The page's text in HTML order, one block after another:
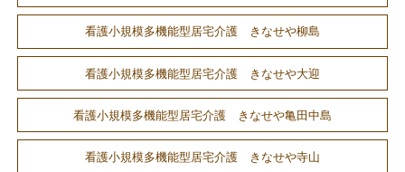
看護小規模多機能型居宅介護 きなせや柳島
看護小規模多機能型居宅介護 きなせや大迎
看護小規模多機能型居宅介護 きなせや亀田中島
看護小規模多機能型居宅介護 きなせや寺山